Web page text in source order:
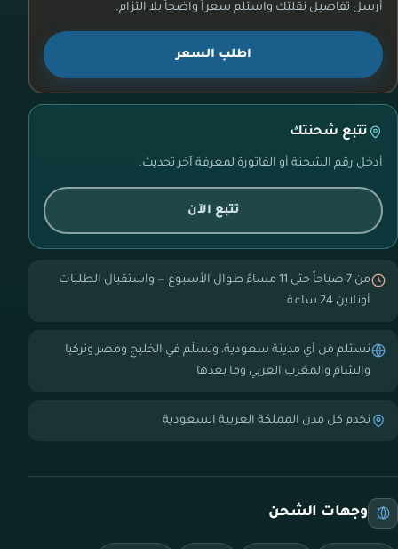
أرسل تفاصيل نقلتك واستلم سعراً واضحاً بلا التزام.
اطلب السعر
تتبع شحنتك
أدخل رقم الشحنة أو الفاتورة لمعرفة آخر تحديث.
تتبع الآن
من 7 صباحاً حتى 11 مساءً طوال الأسبوع — واستقبال الطلبات
أونلاين 24 ساعة
نستلم من أي مدينة سعودية، ونسلّم في الخليج ومصر وتركيا
والشام والمغرب العربي وما بعدها
نخدم كل مدن المملكة العربية السعودية
وجهات الشحن